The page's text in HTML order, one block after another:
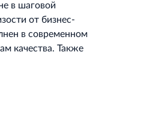
в шаговой
от бизнес-
в современном
качества. Также